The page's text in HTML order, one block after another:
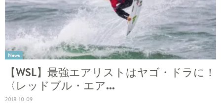
News
【WSL】最強エアリストはヤゴ・ドラに！
〈レッドブル・エア...
2018-10-09